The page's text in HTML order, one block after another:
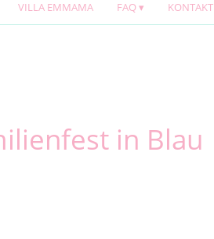
VILLA EMMAMA FAQ KONTAKT
in Blau